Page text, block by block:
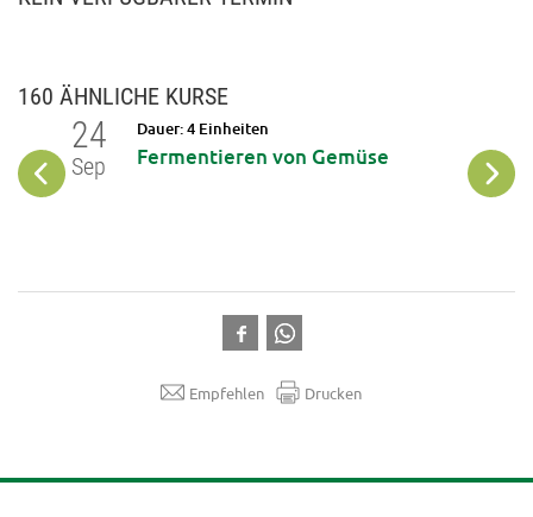
160 ÄHNLICHE KURSE
24
Sep
Dauer: 4 Einheiten
Fermentieren von Gemüse Sep
Empfehlen Drucken